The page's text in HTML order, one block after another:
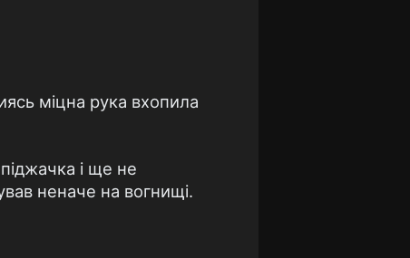
мiцна рука вхопила
i ще не
неначе на вогнищi.